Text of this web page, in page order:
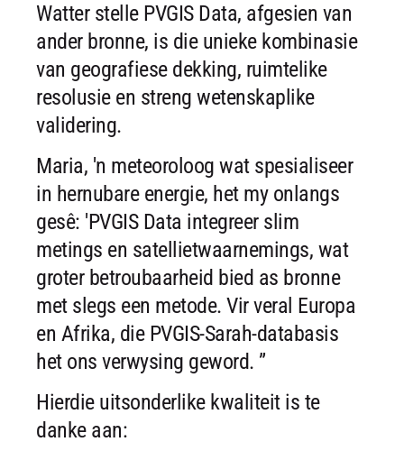
Watter stelle PVGIS Data, afgesien van
ander bronne, is die unieke kombinasie
van geografiese dekking, ruimtelike
resolusie en streng wetenskaplike
validering.
Maria, 'n meteoroloog wat spesialiseer
in hernubare energie, het my onlangs
gesê: 'PVGIS Data integreer slim
metings en satellietwaarnemings, wat
groter betroubaarheid bied as bronne
met slegs een metode. Vir veral Europa
en Afrika, die PVGIS-Sarah-databasis
het ons verwysing geword. ”
Hierdie uitsonderlike kwaliteit is te
danke aan: